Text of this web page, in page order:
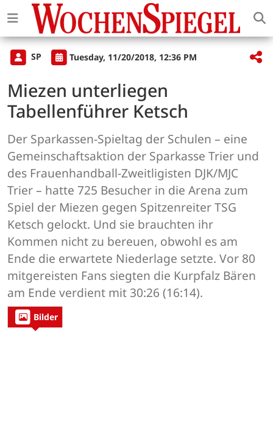
SP Tuesday, 11/20/2018, 12:36 PM
Miezen unterliegen
Tabellenführer Ketsch
Der Sparkassen-Spieltag der Schulen – eine
Gemeinschaftsaktion der Sparkasse Trier und
des Frauenhandball-Zweitligisten DJK/MJC
Trier – hatte 725 Besucher in die Arena zum
Spiel der Miezen gegen Spitzenreiter TSG
Ketsch gelockt. Und sie brauchten ihr
Kommen nicht zu bereuen, obwohl es am
Ende die erwartete Niederlage setzte. Vor 80
mitgereisten Fans siegten die Kurpfalz Bären
am Ende verdient mit 30:26 (16:14).
Bilder